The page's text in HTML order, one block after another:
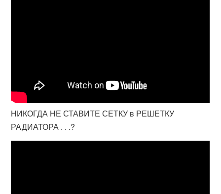
НИКОГДА НЕ СТАВИТЕ СЕТКУ в РЕШЕТКУ
РАДИАТОРА . . .?